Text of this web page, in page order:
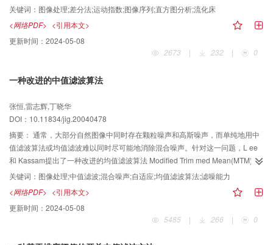
素，其亮度由高向低变化。除去低亮度区域内自噪声的影响后，以对数函数为
权值，在考虑了一定亮度范围内的像素分布后，提出了一个用于评价颗粒运动
剧烈程度的指数。将其应用于流化床气泡生成图像序列表明，这种处理方法能
够较好地评价颗粒的运动特点。
关键词： 图像处理;差分法;运动指数;图像序列;直方图分析;流化床
<网络PDF> <引用本文>
更新时间： 2024-05-08
2673
| 232 | 0
一种改进的中值滤波算法
张恒,雷志辉,丁晓华
DOI：10.11834/jig.20040478
摘要： 通常，大部分自然图像中同时存在颗粒噪声和高斯噪声，而单纯地用中
值滤波算法或均值滤波难以同时尽可能地消除混合噪声。针对这一问题，L ee
和 Kassam提出了一种改进的均值滤波算法 Modified Trim med Mean(MTM)，
虽然 MTM算法的滤波效果相对于传统的平滑算法已有了很大的改善，但是
MTM的滤噪能力在很大程度上受到了阈值的限制。在分析 MTM算法和传统平滑
算法结构特点的基础上提出了一种改进的自适应中值滤波算法。该算法对含有
混合噪声的图像上每一点的 N× N区域应用自适应算子。对于不同的图像区域，
算子也相应地有所不同，其中算子中的权值选取依赖于区域的灰度中值，且当
关键词： 图像处理;中值滤波;混合噪声;自适应;均值滤波算法;滤噪能力
<网络PDF> <引用本文>
更新时间： 2024-05-08
5485
| 266 | 0